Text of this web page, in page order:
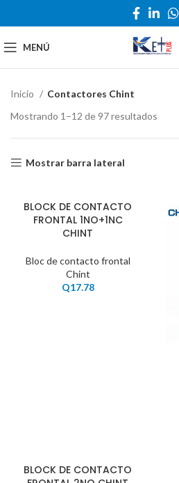
MENÚ
Inicio
Contactores Chint
Mostrando 1–12 de 97 resultados
Mostrar barra lateral
BLOCK DE CONTACTO
FRONTAL 1NO+1NC
CHINT
Bloc de contacto frontal
Chint
Q17.78
BLOCK DE CONTACTO